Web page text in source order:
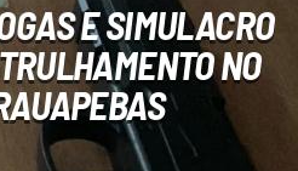
E SIMULACRO
NO